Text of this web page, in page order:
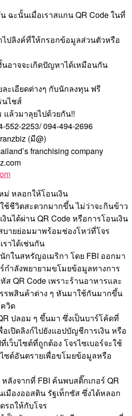
ฉะนั้นเมื่อเราสแกน QR Code ในที่
ไปลิงค์ที่ให้กรอกข้อมูลส่วนตัวหรือ
นอาจจะเกิดปัญหาได้เหมือนกัน
ะเอียดต่างๆ กับนักลงทุน ฟรี
ไชส์
ล้วมาลุยไปด้วยกัน!!
2253/ 094-494-2696
(มี@)
franchising company
ม่ หลอกให้โอนเงิน
ช้ชีวิตสะดวกมากขึ้น ไม่ว่าจะกินข้าว
นได้ผ่าน QR Code หรือการโอนเงิน
บายย่อมมาพร้อมช่องโหว่ที่โจร
ราได้เช่นกัน
กในสหรัญอเมริกา โดย FBI ออกมา
กำลังพยายามขโมยข้อมูลทางการ
ส QR Code เพราะร้านอาหารและ
รพสินค้าต่าง ๆ หันมาใช้กันมากขึ้น
วิด
ปลอม ๆ ขึ้นมา ซึ่งเป็นบาร์โค้ดที่
เปิดลิงก์ไปยังแอปบัญชีการเงิน หรือ
เว็บไซต์ที่ถูกต้อง โจรไซเบอร์จะใช้
ซต์อันตรายเพื่อขโมยข้อมูลหรือ
ลังจากที่ FBI ค้นพบสติ๊กเกอร์ QR
มืองออสติน รัฐเท็กซัส ซึ่งได้หลอก
รถให้กับโจร